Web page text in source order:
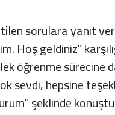
sorulara yanıt
Hoş geldiniz"
öğrenme sürecine
sevdi, hepsine
şeklinde